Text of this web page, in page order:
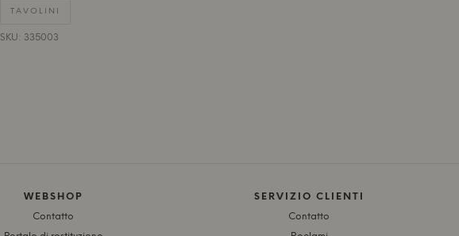
TAVOLINI
SKU: 335003
WEBSHOP
Contatto
SERVIZIO CLIENTI
Contatto